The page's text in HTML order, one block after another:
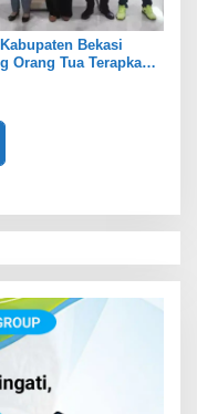
Bekasi
Orang Tua Terapkan